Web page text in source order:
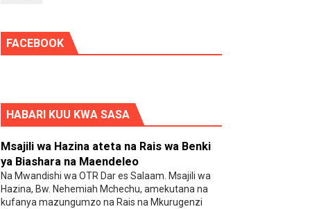
FACEBOOK
HABARI KUU KWA SASA
Msajili wa Hazina ateta na Rais wa Benki
ya Biashara na Maendeleo
Na Mwandishi wa OTR Dar es Salaam. Msajili wa
Hazina, Bw. Nehemiah Mchechu, amekutana na
kufanya mazungumzo na Rais na Mkurugenzi